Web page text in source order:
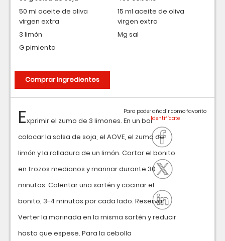
Exprimir el zumo de 3 limones. En un bol
colocar la salsa de soja, el AOVE, el zumo de
limón y la ralladura de un limón. Cortar el bonito
en trozos medianos y marinar durante 30
minutos. Calentar una sartén y cocinar el
bonito, 3-4 minutos por cada lado. Reservar.
Verter la marinada en la misma sartén y reducir
hasta que espese. Para la cebolla
Para poder añadir como favorito
50 ml aceite de oliva
virgen extra
3 limón
G pimienta
15 ml aceite de oliva
virgen extra
Mg sal
Comprar ingredientes